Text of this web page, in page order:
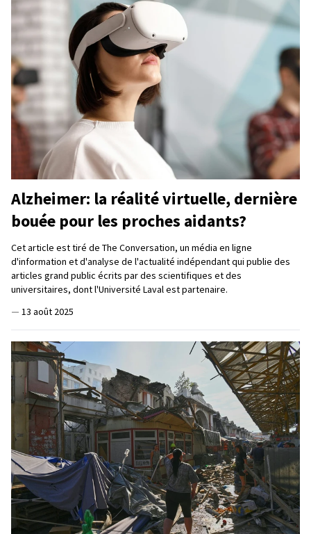
Alzheimer: la réalité virtuelle, dernière
bouée pour les proches aidants?
Cet article est tiré de The Conversation, un média en ligne
d'information et d'analyse de l'actualité indépendant qui publie des
articles grand public écrits par des scientifiques et des
universitaires, dont l'Université Laval est partenaire.
— 13 août 2025